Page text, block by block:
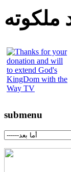
ملكوته
submenu